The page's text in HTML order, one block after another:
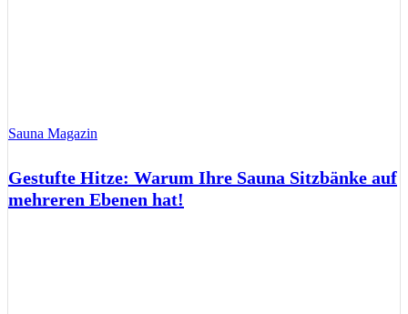
Sauna Magazin
Gestufte Hitze: Warum Ihre Sauna Sitzbänke auf
mehreren Ebenen hat!